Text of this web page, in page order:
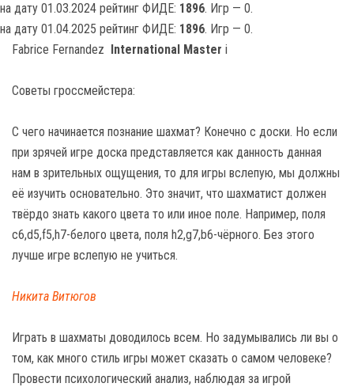
на дату 01.03.2024 рейтинг ФИДЕ: 1896. Игр — 0.
на дату 01.04.2025 рейтинг ФИДЕ: 1896. Игр — 0.
Fabrice Fernandez International Master i
Советы гроссмейстера:
С чего начинается познание шахмат? Конечно с доски. Но если
при зрячей игре доска представляется как данность данная
нам в зрительных ощущения, то для игры вслепую, мы должны
её изучить основательно. Это значит, что шахматист должен
твёрдо знать какого цвета то или иное поле. Например, поля
c6,d5,f5,h7-белого цвета, поля h2,g7,b6-чёрного. Без этого
лучше игре вслепую не учиться.
Никита Витюгов
Играть в шахматы доводилось всем. Но задумывались ли вы о
том, как много стиль игры может сказать о самом человеке?
Провести психологический анализ, наблюдая за игрой